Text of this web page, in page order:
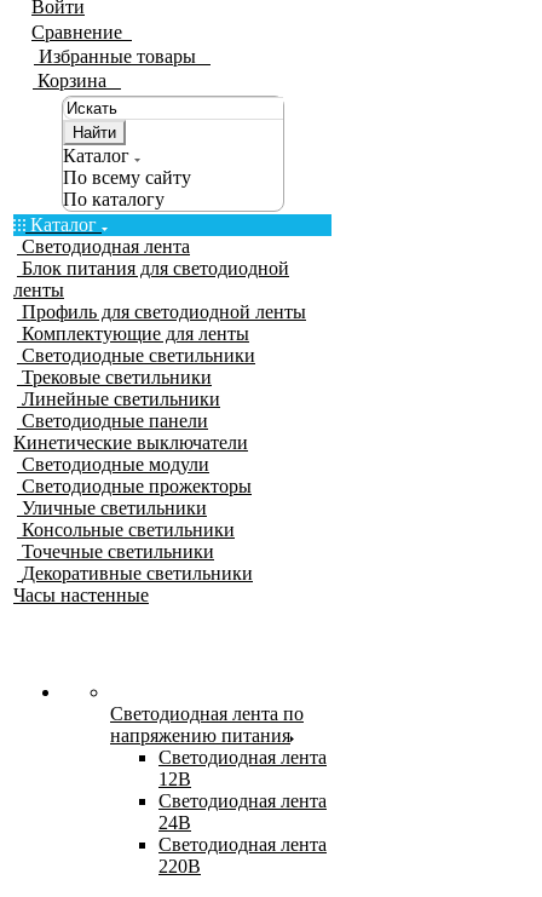
Войти
Сравнение
Избранные товары
Корзина
Найти
Каталог
По всему сайту
По каталогу
Каталог
Светодиодная лента
Блок питания для светодиодной
ленты
Профиль для светодиодной ленты
Комплектующие для ленты
Светодиодные светильники
Трековые светильники
Линейные светильники
Светодиодные панели
Кинетические выключатели
Светодиодные модули
Светодиодные прожекторы
Уличные светильники
Консольные светильники
Точечные светильники
Декоративные светильники
Часы настенные
Светодиодная лента по
напряжению питания
Светодиодная лента
12В
Светодиодная лента
24В
Светодиодная лента
220В